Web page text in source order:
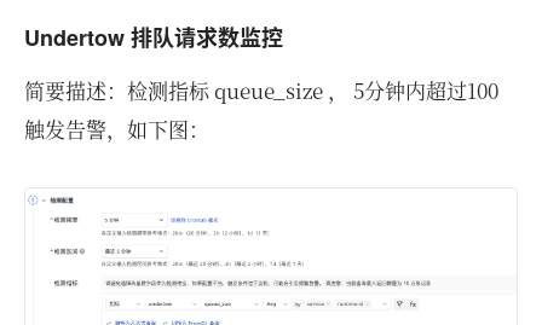
Undertow 排队请求数监控
简要描述：检测指标 queue_size ， 5分钟内超过100
触发告警，如下图：